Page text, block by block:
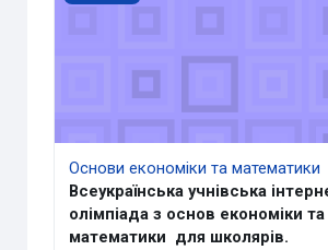
Основи економіки та математики
Всеукраїнська учнівська
олімпіада з основ економіки та
математики для школярів.